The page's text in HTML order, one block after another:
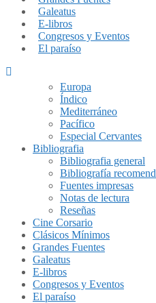
Galeatus
E-libros
Congresos y Eventos
El paraíso
Europa
Índico
Mediterráneo
Pacífico
Especial Cervantes
Bibliografia
Bibliografia general
Bibliografía
Fuentes impresas
Notas de lectura
Reseñas
Cine Corsario
Clásicos Mínimos
Grandes Fuentes
Galeatus
E-libros
Congresos y Eventos
El paraíso